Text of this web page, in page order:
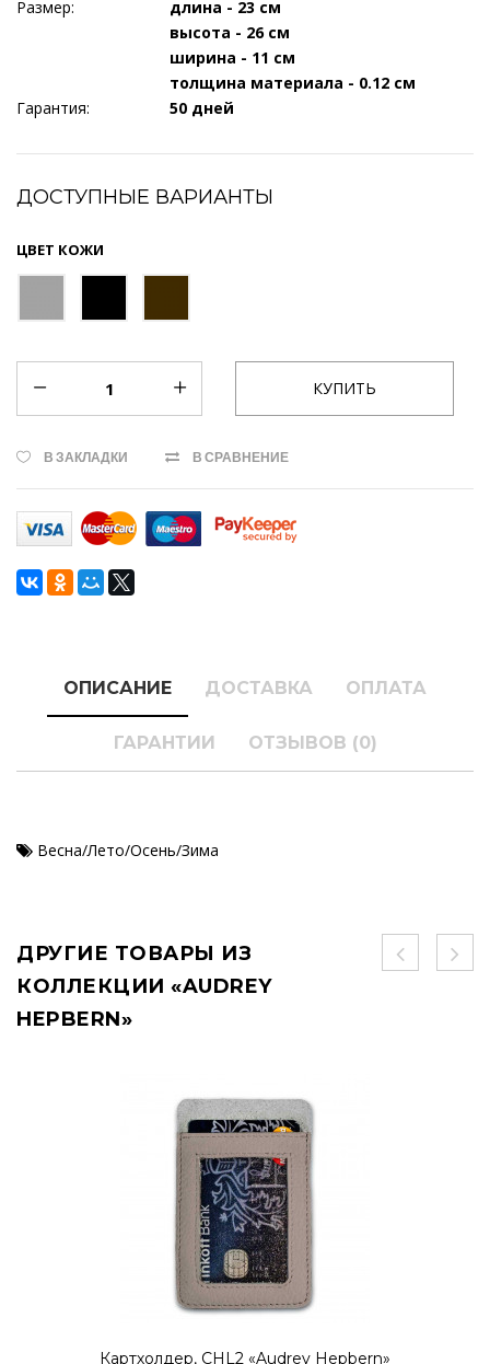
Размер:
длина - 23 см
высота - 26 см
ширина - 11 см
толщина материала - 0.12 см
Гарантия:
50 дней
ДОСТУПНЫЕ ВАРИАНТЫ
ЦВЕТ КОЖИ
В ЗАКЛАДКИ В СРАВНЕНИЕ
ОПИСАНИЕ ДОСТАВКА ОПЛАТА
ГАРАНТИИ ОТЗЫВОВ (0)
Весна/Лето/Осень/Зима
ДРУГИЕ ТОВАРЫ ИЗ
КОЛЛЕКЦИИ «AUDREY
HEPBERN»
Картхолдер, CHL2 «Audrey Hepbern»